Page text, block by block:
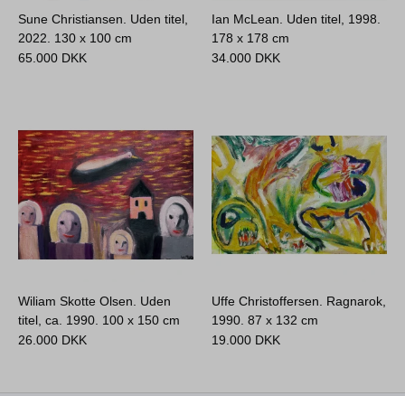
Sune Christiansen. Uden titel,
2022. 130 x 100 cm
65.000 DKK
Ian McLean. Uden titel, 1998.
178 x 178 cm
34.000 DKK
Wiliam Skotte Olsen. Uden
titel, ca. 1990. 100 x 150 cm
26.000 DKK
Uffe Christoffersen. Ragnarok,
1990.87 x 132 cm
19.000 DKK